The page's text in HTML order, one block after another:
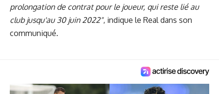
prolongation de contrat pour le joueur, qui reste lié au
club jusqu'au 30 juin 2022", indique le Real dans son
communiqué.